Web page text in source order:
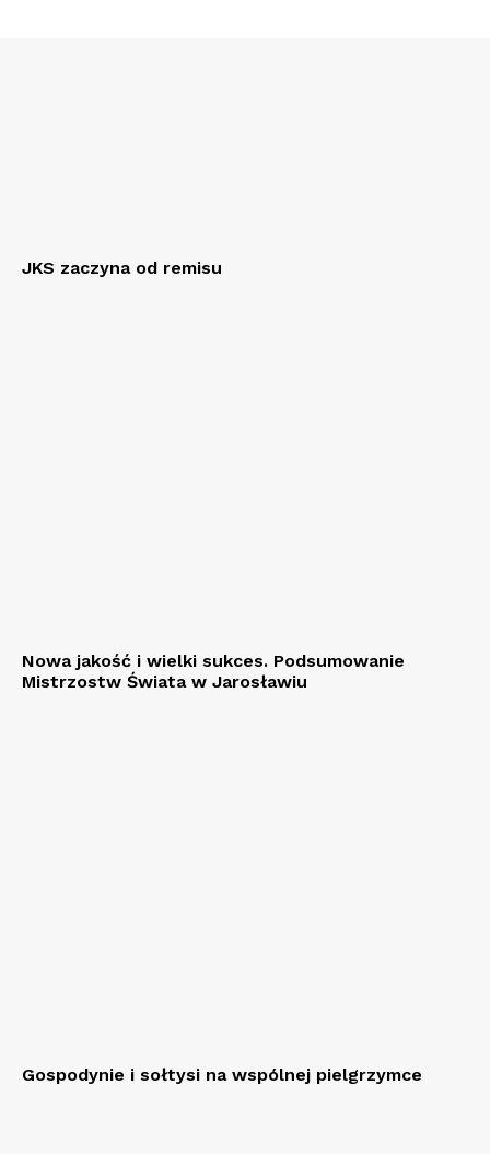
JKS zaczyna od remisu
Nowa jakość i wielki sukces. Podsumowanie
Mistrzostw Świata w Jarosławiu
Gospodynie i sołtysi na wspólnej pielgrzymce